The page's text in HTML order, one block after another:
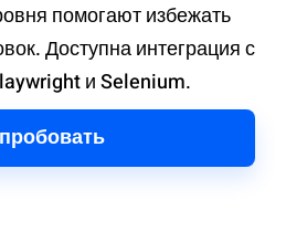
помогают избежать
Доступна интеграция с
и Selenium.